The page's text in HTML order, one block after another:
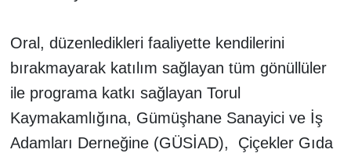
Oral, düzenledikleri faaliyette kendilerini
bırakmayarak katılım sağlayan tüm gönüllüler
ile programa katkı sağlayan Torul
Kaymakamlığına, Gümüşhane Sanayici ve İş
Adamları Derneğine (GÜSİAD), Çiçekler Gıda